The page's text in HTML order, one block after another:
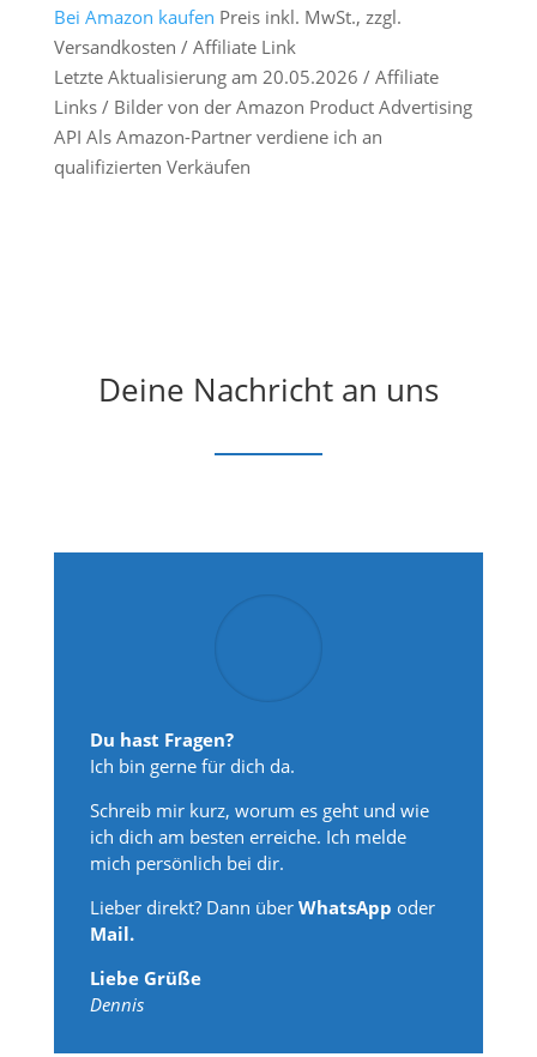
Bei Amazon kaufen Preis inkl. MwSt., zzgl.
Versandkosten / Affiliate Link
Letzte Aktualisierung am 20.05.2026 / Affiliate
Links / Bilder von der Amazon Product Advertising
API Als Amazon-Partner verdiene ich an
qualifizierten Verkäufen
Deine Nachricht an uns
Du hast Fragen?
Ich bin gerne für dich da.
Schreib mir kurz, worum es geht und wie
ich dich am besten erreiche. Ich melde
mich persönlich bei dir.
Lieber direkt? Dann überWhatsApp oder
Mail.
Liebe Grüße
Dennis